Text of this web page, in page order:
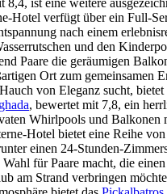
8,4, ist eine weitere
Hotel verfügt über ein Full-
nach einem
und den
Paare die geräumigen
Ort zum gemeinsamen
von Eleganz sucht, bietet
, bewertet mit 7,8, ein
Whirlpools und Balkonen
Hotel bietet eine Reihe von
einen 24-Stunden-
für Paare macht, die einen
am Strand verbringen